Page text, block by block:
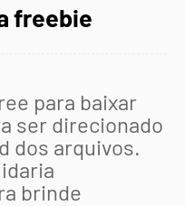
freebie
para baixar
ser direcionado
dos arquivos.
brinde